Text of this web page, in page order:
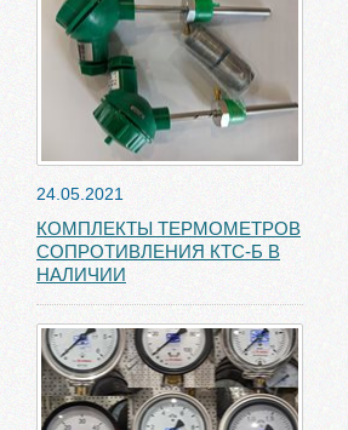
24.05.2021
КОМПЛЕКТЫ ТЕРМОМЕТРОВ
СОПРОТИВЛЕНИЯ КТС-Б В
НАЛИЧИИ